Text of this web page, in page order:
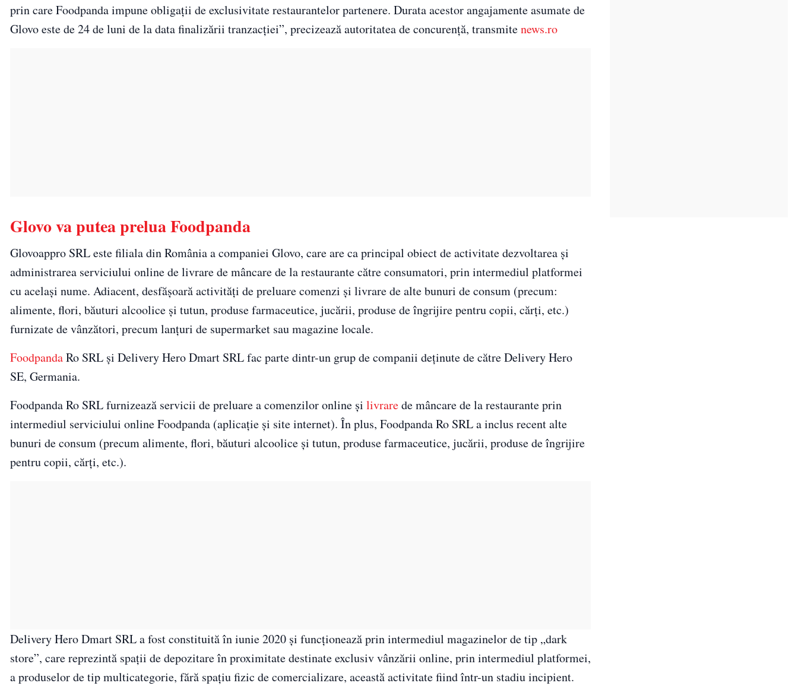
prin care Foodpanda impune obligaţii de exclusivitate restaurantelor partenere. Durata acestor angajamente asumate de
Glovo este de 24 de luni de la data finalizării tranzacţiei”, precizează autoritatea de concurenţă, transmitenews.ro
Glovo va putea prelua Foodpanda
Glovoappro SRL este filiala din România a companiei Glovo, care are ca principal obiect de activitate dezvoltarea şi
administrarea serviciului online de livrare de mâncare de la restaurante către consumatori, prin intermediul platformei
cu acelaşi nume. Adiacent, desfăşoară activităţi de preluare comenzi şi livrare de alte bunuri de consum (precum:
alimente, flori, băuturi alcoolice şi tutun, produse farmaceutice, jucării, produse de îngrijire pentru copii, cărţi, etc.)
furnizate de vânzători, precum lanţuri de supermarket sau magazine locale.
FoodpandaRo SRL şi Delivery Hero Dmart SRL fac parte dintr-un grup de companii deţinute de către Delivery Hero
SE, Germania.
Foodpanda Ro SRL furnizează servicii de preluare a comenzilor online şi livrarede mâncare de la restaurante prin
intermediul serviciului online Foodpanda (aplicaţie şi site internet). În plus, Foodpanda Ro SRL a inclus recent alte
bunuri de consum (precum alimente, flori, băuturi alcoolice şi tutun, produse farmaceutice, jucării, produse de îngrijire
pentru copii, cărţi, etc.).
Delivery Hero Dmart SRL a fost constituită în iunie 2020 şi funcţionează prin intermediul magazinelor de tip „dark
store”, care reprezintă spaţii de depozitare în proximitate destinate exclusiv vânzării online, prin intermediul platformei,
a produselor de tip multicategorie, fără spaţiu fizic de comercializare, această activitate fiind într-un stadiu incipient.